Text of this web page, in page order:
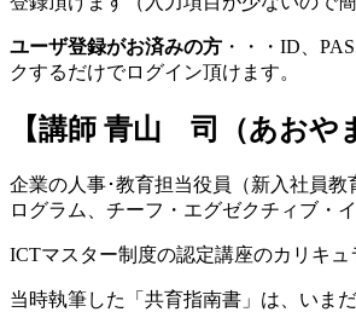
ユーザ登録がお済みの方 ・・・ID、
クするだけでログイン頂けます。
【講師 青山 司（あおや
企業の人事･教育担当役員（新入社員
ログラム、チーフ・エグゼクチィブ・
ICTマスター制度の認定講座のカリキュ
当時執筆した「共育指南書」は、いま